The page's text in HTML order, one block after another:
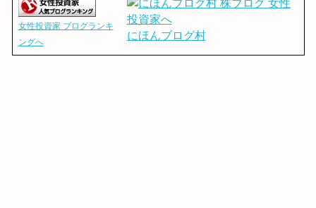
女性投資家 ブログランキ
ングへ
にほんブログ村